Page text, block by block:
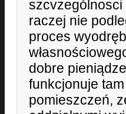
szcvzególnosci
raczej nie
proces
dobre
funkcjonuje
pomieszczeń,